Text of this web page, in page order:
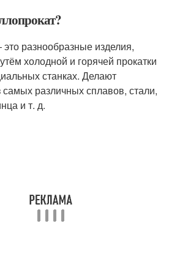
разнообразные изделия,
холодной и горячей прокатки
станках. Делают
самых различных сплавов, стали,
и т. д.